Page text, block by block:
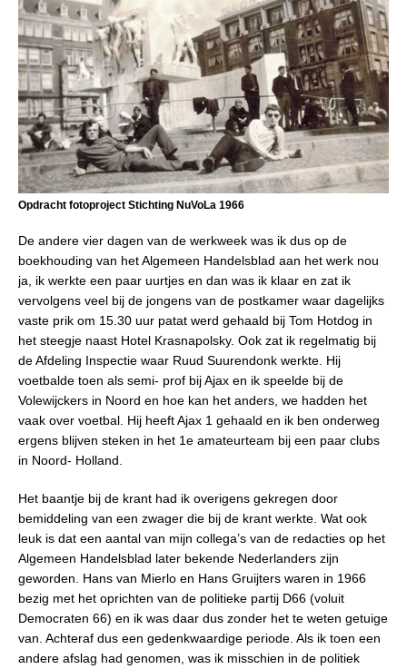
Opdracht fotoproject Stichting NuVoLa 1966
De andere vier dagen van de werkweek was ik dus op de
boekhouding van het Algemeen Handelsblad aan het werk nou
ja, ik werkte een paar uurtjes en dan was ik klaar en zat ik
vervolgens veel bij de jongens van de postkamer waar dagelijks
vaste prik om 15.30 uur patat werd gehaald bij Tom Hotdog in
het steegje naast Hotel Krasnapolsky. Ook zat ik regelmatig bij
de Afdeling Inspectie waar Ruud Suurendonk werkte. Hij
voetbalde toen als semi- prof bij Ajax en ik speelde bij de
Volewijckers in Noord en hoe kan het anders, we hadden het
vaak over voetbal. Hij heeft Ajax 1 gehaald en ik ben onderweg
ergens blijven steken in het 1e amateurteam bij een paar clubs
in Noord- Holland.
Het baantje bij de krant had ik overigens gekregen door
bemiddeling van een zwager die bij de krant werkte. Wat ook
leuk is dat een aantal van mijn collega’s van de redacties op het
Algemeen Handelsblad later bekende Nederlanders zijn
geworden. Hans van Mierlo en Hans Gruijters waren in 1966
bezig met het oprichten van de politieke partij D66 (voluit
Democraten 66) en ik was daar dus zonder het te weten getuige
van. Achteraf dus een gedenkwaardige periode. Als ik toen een
andere afslag had genomen, was ik misschien in de politiek